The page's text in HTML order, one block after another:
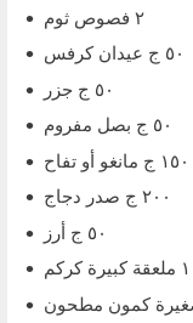
٥٠ ج عيدان كرفس
٥٠ ج جزر
٥٠ ج بصل مفروم
١٥٠ ج مانغو أو تفاح
٢٠٠ ج صدر دجاج
٥٠ ج أرز